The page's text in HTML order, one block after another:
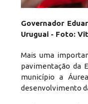
Governador
Uruguai - Foto:
Mais uma
pavimentação da
município a
desenvolvimento